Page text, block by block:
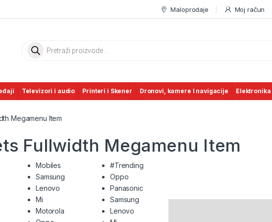
Maloprodaje Moj račun
Products search
Televizori i audio Printeri i Skener Dronovi, kamere I navigacije Elektronika
Megamenu Item
Fullwidth Megamenu Item
Mobiles
Samsung
Lenovo
Mi
Motorola
#Trending
Oppo
Panasonic
Samsung
Lenovo